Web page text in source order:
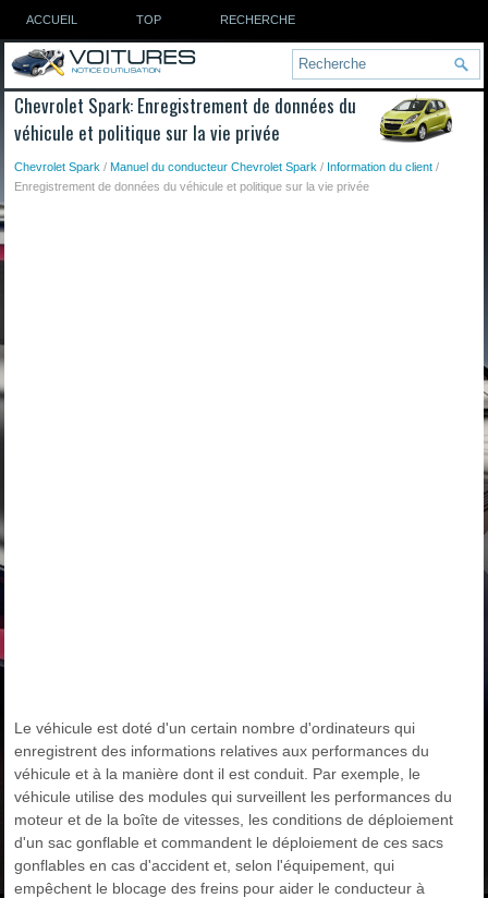
ACCUEIL TOP RECHERCHE
Chevrolet Spark: Enregistrement de données du
véhicule et politique sur la vie privée
Chevrolet Spark /Manuel du conducteur Chevrolet Spark / Information du client /
Enregistrement de données du véhicule et politique sur la vie privée
Le véhicule est doté d'un certain nombre d'ordinateurs qui
enregistrent des informations relatives aux performances du
véhicule et à la manière dont il est conduit. Par exemple, le
véhicule utilise des modules qui surveillent les performances du
moteur et de la boîte de vitesses, les conditions de déploiement
d'un sac gonflable et commandent le déploiement de ces sacs
gonflables en cas d'accident et, selon l'équipement, qui
empêchent le blocage des freins pour aider le conducteur à